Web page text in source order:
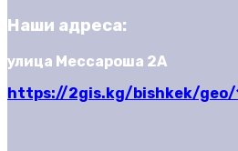
Наши адреса:
улица Мессароша 2А
https://2gis.kg/bishkek/geo/